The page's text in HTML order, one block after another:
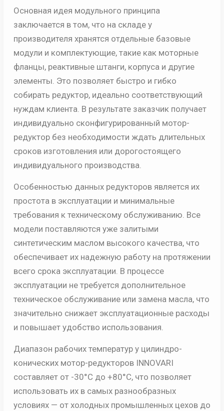
Основная идея модульного принципа
заключается в том, что на складе у
производителя хранятся отдельные базовые
модули и комплектующие, такие как моторные
фланцы, реактивные штанги, корпуса и другие
элементы. Это позволяет быстро и гибко
собирать редуктор, идеально соответствующий
нуждам клиента. В результате заказчик получает
индивидуально сконфигурированный мотор-
редуктор без необходимости ждать длительных
сроков изготовления или дорогостоящего
индивидуального производства.
Особенностью данных редукторов является их
простота в эксплуатации и минимальные
требования к техническому обслуживанию. Все
модели поставляются уже залитыми
синтетическим маслом высокого качества, что
обеспечивает их надежную работу на протяжении
всего срока эксплуатации. В процессе
эксплуатации не требуется дополнительное
техническое обслуживание или замена масла, что
значительно снижает эксплуатационные расходы
и повышает удобство использования.
Диапазон рабочих температур у цилиндро-
конических мотор-редукторов INNOVARI
составляет от -30°C до +80°C, что позволяет
использовать их в самых разнообразных
условиях — от холодных промышленных цехов до